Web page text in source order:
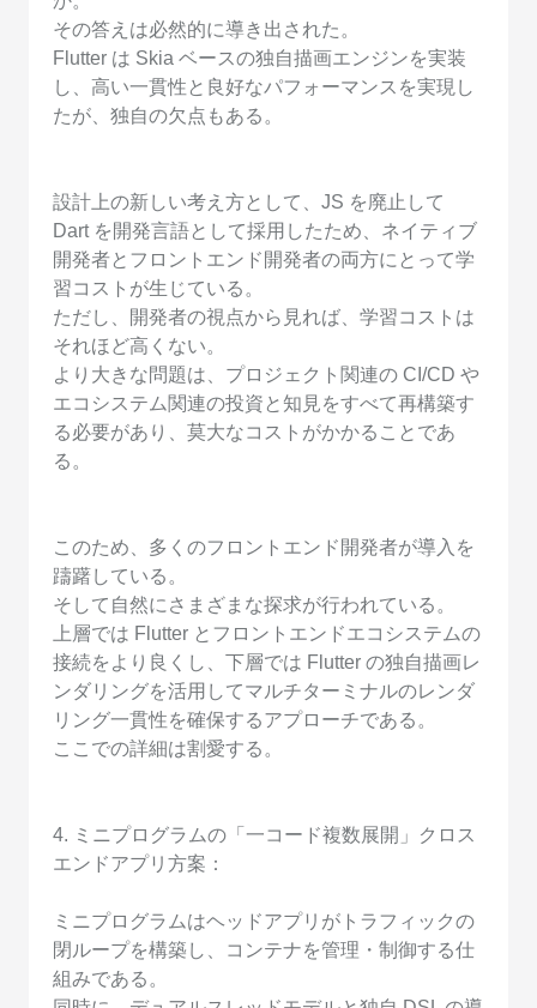
その答えは必然的に導き出された。
Flutter は Skia ベースの独自描画エンジンを実装
し、高い一貫性と良好なパフォーマンスを実現し
たが、独自の欠点もある。
設計上の新しい考え方として、JS を廃止して
Dart を開発言語として採用したため、ネイティブ
開発者とフロントエンド開発者の両方にとって学
習コストが生じている。
ただし、開発者の視点から見れば、学習コストは
それほど高くない。
より大きな問題は、プロジェクト関連の CI/CD や
エコシステム関連の投資と知見をすべて再構築す
る必要があり、莫大なコストがかかることであ
る。
このため、多くのフロントエンド開発者が導入を
躊躇している。
そして自然にさまざまな探求が行われている。
上層では Flutter とフロントエンドエコシステムの
接続をより良くし、下層では Flutter の独自描画レ
ンダリングを活用してマルチターミナルのレンダ
リング一貫性を確保するアプローチである。
ここでの詳細は割愛する。
4. ミニプログラムの「一コード複数展開」クロス
エンドアプリ方案：
ミニプログラムはヘッドアプリがトラフィックの
閉ループを構築し、コンテナを管理・制御する仕
組みである。